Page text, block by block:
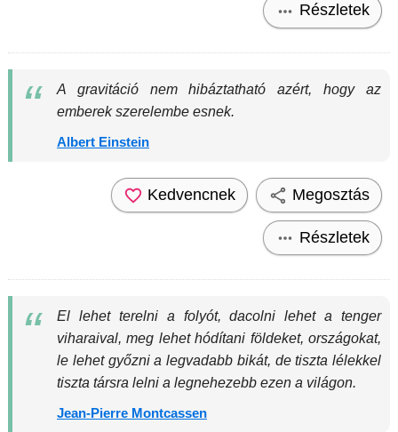
Részletek
A gravitáció nem hibáztatható azért, hogy az
emberek szerelembe esnek.
Albert Einstein
Kedvencnek Megosztás
Részletek
El lehet terelni a folyót, dacolni lehet a tenger
viharaival, meg lehet hódítani földeket, országokat,
le lehet győzni a legvadabb bikát, de tiszta lélekkel
tiszta társra lelni a legnehezebb ezen a világon.
Jean-Pierre Montcassen